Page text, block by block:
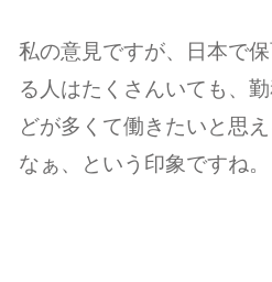
私の意見ですが、日本で
る人はたくさんいても、
どが多くて働きたいと思
なぁ、という印象ですね。